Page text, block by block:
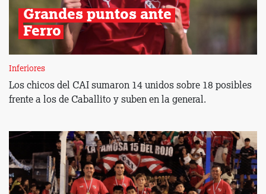
Grandes puntos ante
Ferro
Inferiores
Los chicos del CAI sumaron 14 unidos sobre 18 posibles
frente a los de Caballito y suben en la general.